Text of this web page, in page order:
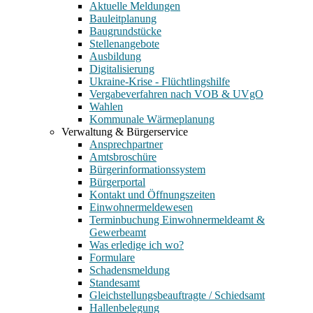
Aktuelle Meldungen
Bauleitplanung
Baugrundstücke
Stellenangebote
Ausbildung
Digitalisierung
Ukraine-Krise - Flüchtlingshilfe
Vergabeverfahren nach VOB & UVgO
Wahlen
Kommunale Wärmeplanung
Verwaltung & Bürgerservice
Ansprechpartner
Amtsbroschüre
Bürgerinformationssystem
Bürgerportal
Kontakt und Öffnungszeiten
Einwohnermeldewesen
Terminbuchung Einwohnermeldeamt &
Gewerbeamt
Was erledige ich wo?
Formulare
Schadensmeldung
Standesamt
Gleichstellungsbeauftragte / Schiedsamt
Hallenbelegung